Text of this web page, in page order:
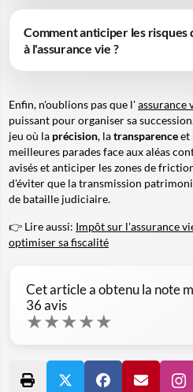
Comment anticiper les risques
à l'assurance vie ?
Enfin, n'oublions pas que l'assurance
puissant pour organiser sa
jeu où la précision, latransparenceet
meilleures parades face aux aléas
avisés et anticiper les zones de
d'éviter que la transmission
de bataille judiciaire.
👉 Lire aussi: Impôt sur l'assurance
optimiser sa fiscalité
Cet article a obtenu la note
36avis
★★★★★